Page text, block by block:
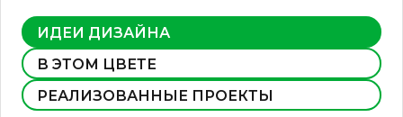
ИДЕИ ДИЗАЙНА
В ЭТОМ ЦВЕТЕ
РЕАЛИЗОВАННЫЕ ПРОЕКТЫ